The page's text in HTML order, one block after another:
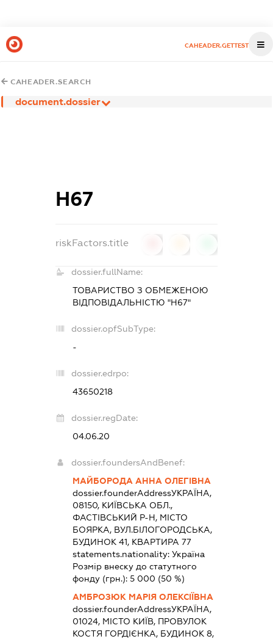
CAHEADER.GETTEST
CAHEADER.SEARCH
document.dossier
Н67
riskFactors.title
dossier.fullName:
ТОВАРИСТВО З ОБМЕЖЕНОЮ
ВІДПОВІДАЛЬНІСТЮ "Н67"
dossier.opfSubType:
-
dossier.edrpo:
43650218
dossier.regDate:
04.06.20
dossier.foundersAndBenef:
МАЙБОРОДА АННА ОЛЕГІВНА
dossier.founderAddressУКРАЇНА,
08150, КИЇВСЬКА ОБЛ.,
ФАСТІВСЬКИЙ Р-Н, МІСТО
БОЯРКА, ВУЛ.БІЛОГОРОДСЬКА,
БУДИНОК 41, КВАРТИРА 77
statements.nationality: Україна
Розмір внеску до статутного
фонду (грн.): 5 000 (50 %)
АМБРОЗЮК МАРІЯ ОЛЕКСІЇВНА
dossier.founderAddressУКРАЇНА,
01024, МІСТО КИЇВ, ПРОВУЛОК
КОСТЯ ГОРДІЄНКА, БУДИНОК 8,